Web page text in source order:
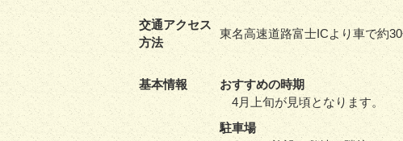
交通アクセス
方法
東名高速道路富士ICより車で約30
基本情報
おすすめの時期
4月上旬が見頃となります。
駐車場